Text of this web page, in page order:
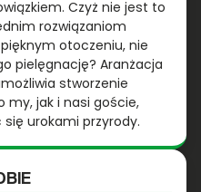
Czyż nie jest to
rozwiązaniom
otoczeniu, nie
pielęgnację? Aranżacja
stworzenie
my, jak i nasi goście,
urokami przyrody.